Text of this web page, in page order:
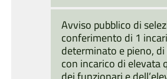
Avviso pubblico di
conferimento di 1
determinato e pieno,
con incarico di elevata
dei funzionari e